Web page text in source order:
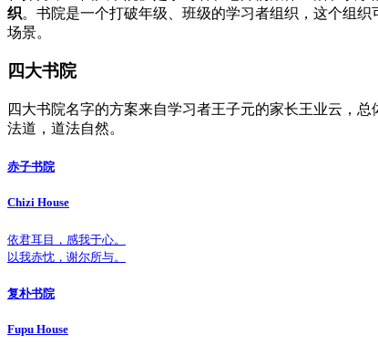
织。书院是一个打破年级、班级的学习者组织，这个组
场景。
四大书院
四大书院名字的方案来自学习者王子元的家长王业云，
法道，道法自然。
赤子书院
Chizi House
依君耳目，感我于心。
以我赤忱，谢尔所与。
复朴书院
Fupu House